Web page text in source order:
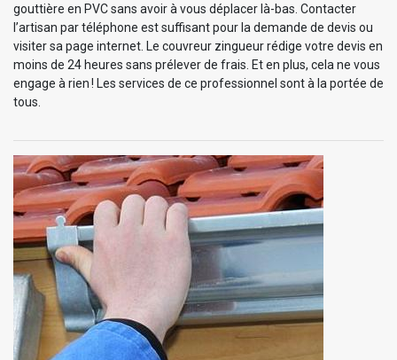
gouttière en PVC sans avoir à vous déplacer là-bas. Contacter
l’artisan par téléphone est suffisant pour la demande de devis ou
visiter sa page internet. Le couvreur zingueur rédige votre devis en
moins de 24 heures sans prélever de frais. Et en plus, cela ne vous
engage à rien ! Les services de ce professionnel sont à la portée de
tous.